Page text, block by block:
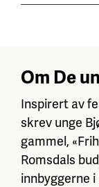
Om De
Inspirert av
skrev unge
gammel,
Romsdals
innbyggerne